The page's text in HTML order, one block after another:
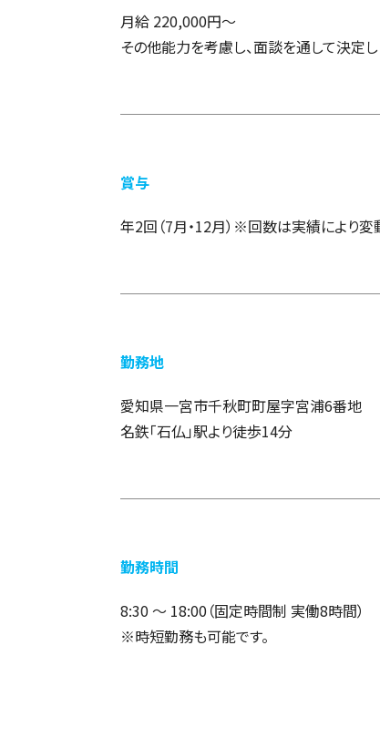
月給 220,000円〜
その他能力を考慮し、面談を通して決定し
賞与
年2回（7月・12月）※回数は実績により変
勤務地
愛知県一宮市千秋町町屋字宮浦6番地
名鉄「石仏」駅より徒歩14分
勤務時間
8:30 ～ 18:00（固定時間制 実働8時間）
時短勤務も可能です。